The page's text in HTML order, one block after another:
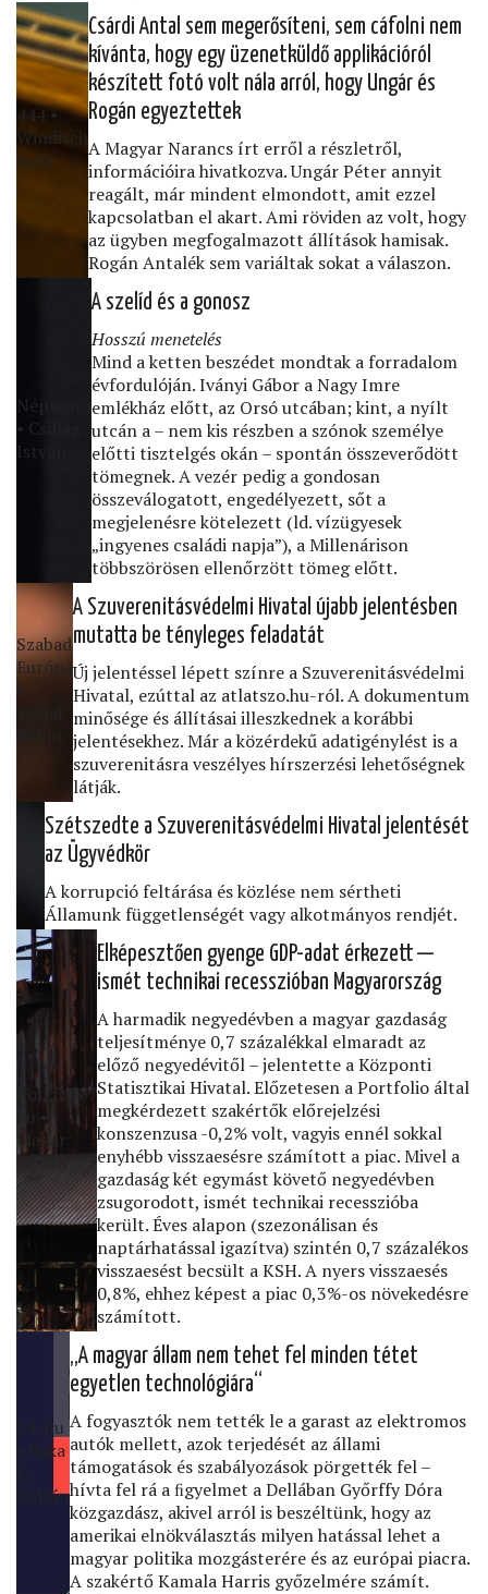
444 •
Windisch
Judit
Csárdi Antal sem megerősíteni, sem cáfolni nem
kívánta, hogy egy üzenetküldő applikációról
készített fotó volt nála arról, hogy Ungár és
Rogán egyeztettek
A Magyar Narancs írt erről a részletről,
információira hivatkozva. Ungár Péter annyit
reagált, már mindent elmondott, amit ezzel
kapcsolatban el akart. Ami röviden az volt, hogy
az ügyben megfogalmazott állítások hamisak.
Rogán Antalék sem variáltak sokat a válaszon.
Népszava
• Csillag
István
A szelíd és a gonosz
Hosszú menetelés
Mind a ketten beszédet mondtak a forradalom
évfordulóján. Iványi Gábor a Nagy Imre
emlékház előtt, az Orsó utcában; kint, a nyílt
utcán a – nem kis részben a szónok személye
előtti tisztelgés okán – spontán összeverődött
tömegnek. A vezér pedig a gondosan
összeválogatott, engedélyezett, sőt a
megjelenésre kötelezett (ld. vízügyesek
„ingyenes családi napja”), a Millenárison
többszörösen ellenőrzött tömeg előtt.
Szabad
Európa
•
A Szuverenitásvédelmi Hivatal újabb jelentésben
mutatta be tényleges feladatát
Új jelentéssel lépett színre a Szuverenitásvédelmi
Hivatal, ezúttal az atlatszo.hu-ról. A dokumentum
minősége és állításai illeszkednek a korábbi
jelentésekhez. Már a közérdekű adatigénylést is a
szuverenitásra veszélyes hírszerzési lehetőségnek
látják.
Szétszedte a Szuverenitásvédelmi Hivatal jelentését
az Ügyvédkör
A korrupció feltárása és közlése nem sértheti
Államunk függetlenségét vagy alkotmányos rendjét.
Portfolio․
Madár
István
Elképesztően gyenge GDP-adat érkezett —
ismét technikai recesszióban Magyarország
A harmadik negyedévben a magyar gazdaság
teljesítménye 0,7 százalékkal elmaradt az
előző negyedévitől – jelentette a Központi
Statisztikai Hivatal. Előzetesen a Portfolio által
megkérdezett szakértők előrejelzési
konszenzusa -0,2% volt, vagyis ennél sokkal
enyhébb visszaesésre számított a piac. Mivel a
gazdaság két egymást követő negyedévben
zsugorodott, ismét technikai recesszióba
került. Éves alapon (szezonálisan és
naptárhatással igazítva) szintén 0,7 százalékos
visszaesést becsült a KSH. A nyers visszaesés
0,8%, ehhez képest a piac 0,3%-os növekedésre
számított.
24․hu
• Baka
Zoltán
„A magyar állam nem tehet fel minden tétet
egyetlen technológiára“
A fogyasztók nem tették le a garast az elektromos
autók mellett, azok terjedését az állami
támogatások és szabályozások pörgették fel –
hívta fel rá a ﬁgyelmet a Dellában Győrffy Dóra
közgazdász, akivel arról is beszéltünk, hogy az
amerikai elnökválasztás milyen hatással lehet a
magyar politika mozgásterére és az európai piacra.
A szakértő Kamala Harris győzelmére számít.